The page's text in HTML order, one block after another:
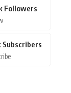
Followers
Subscribers